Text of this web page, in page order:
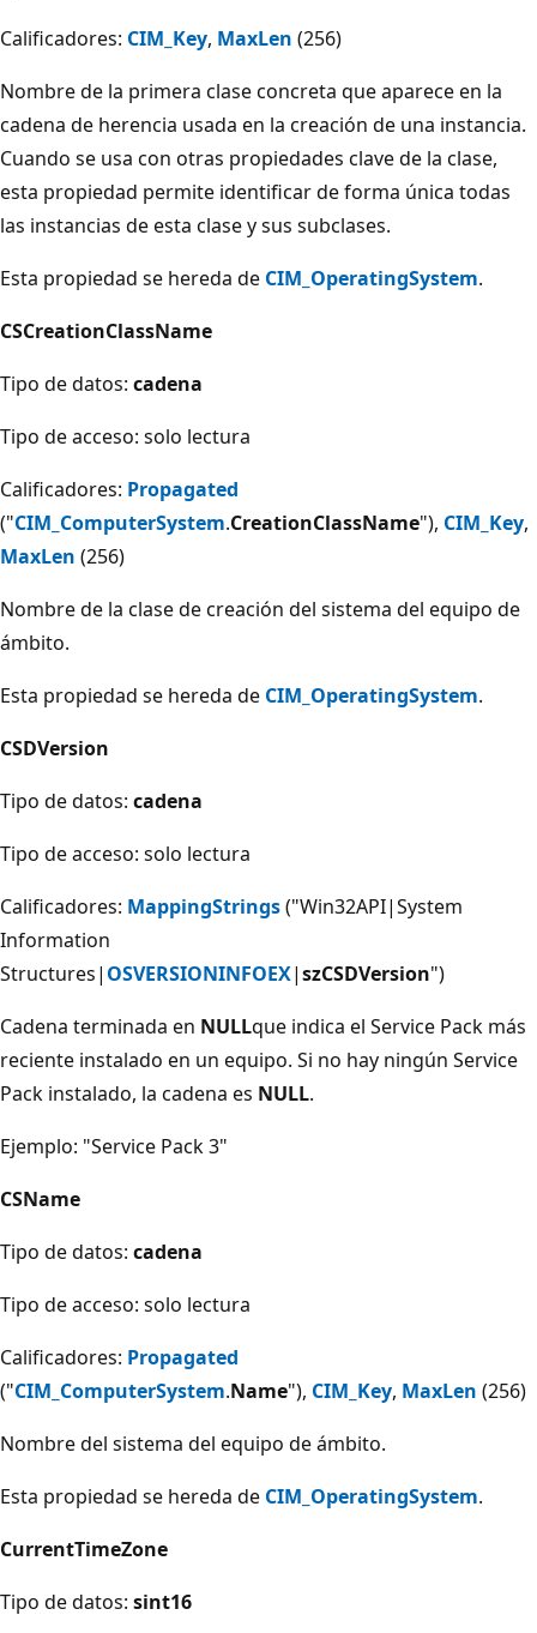
Calificadores: CIM_Key, MaxLen (256)
Nombre de la primera clase concreta que aparece en la
cadena de herencia usada en la creación de una instancia.
Cuando se usa con otras propiedades clave de la clase,
esta propiedad permite identificar de forma única todas
las instancias de esta clase y sus subclases.
Esta propiedad se hereda de CIM_OperatingSystem.
CSCreationClassName
Tipo de datos: cadena
Tipo de acceso: solo lectura
Calificadores: Propagated
("CIM_ComputerSystem.CreationClassName"), CIM_Key,
MaxLen (256)
Nombre de la clase de creación del sistema del equipo de
ámbito.
Esta propiedad se hereda de CIM_OperatingSystem.
CSDVersion
Tipo de datos: cadena
Tipo de acceso: solo lectura
Calificadores: MappingStrings("Win32API|System
Information
Structures| OSVERSIONINFOEX|szCSDVersion")
Cadena terminada en NULLque indica el Service Pack más
reciente instalado en un equipo. Si no hay ningún Service
Pack instalado, la cadena es NULL.
Ejemplo: "Service Pack 3"
CSName
Tipo de datos: cadena
Tipo de acceso: solo lectura
Calificadores: Propagated
("CIM_ComputerSystem.Name"), CIM_Key, MaxLen (256)
Nombre del sistema del equipo de ámbito.
Esta propiedad se hereda de CIM_OperatingSystem.
CurrentTimeZone
Tipo de datos: sint16